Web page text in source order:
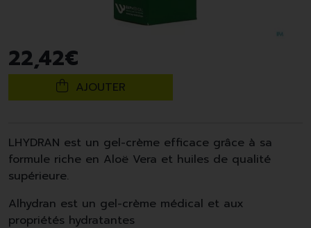
22,42€
AJOUTER
LHYDRAN est un gel-crème efficace grâce à sa
formule riche en Aloë Vera et huiles de qualité
supérieure.
Alhydran est un gel-crème médical et aux
propriétés hydratantes